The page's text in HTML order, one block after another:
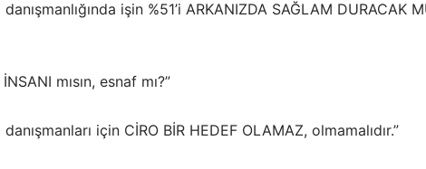
işin %51’i ARKANIZDA SAĞLAM DURACAK
mısın, esnaf mı?”
için CİRO BİR HEDEF OLAMAZ, olmamalıdır.”